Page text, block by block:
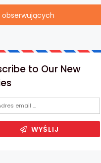
obserwujących